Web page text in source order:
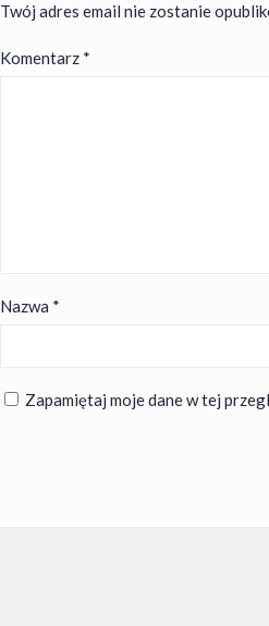
Twój adres email nie zostanie
Komentarz *
Nazwa *
Zapamiętaj moje dane w tej